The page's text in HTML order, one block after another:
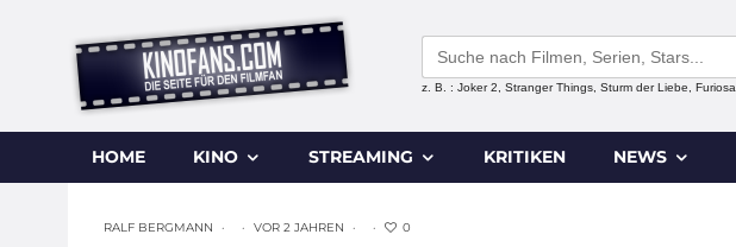
Search
for:
z. B. : Joker 2, Stranger Things, Sturm der Liebe, Furiosa
HOME KINO STREAMING KRITIKEN NEWS
RALF BERGMANN · · VOR 2 JAHREN · · 0